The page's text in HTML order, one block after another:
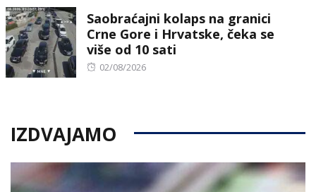
Saobraćajni kolaps na granici
Crne Gore i Hrvatske, čeka se
više od 10 sati
Posted
02/08/2026
IZDVAJAMO